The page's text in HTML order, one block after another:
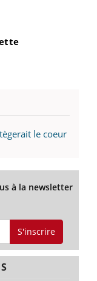
le coeur
à la newsletter
S'inscrire